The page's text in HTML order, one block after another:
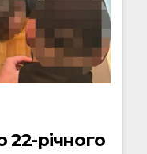
22-річного